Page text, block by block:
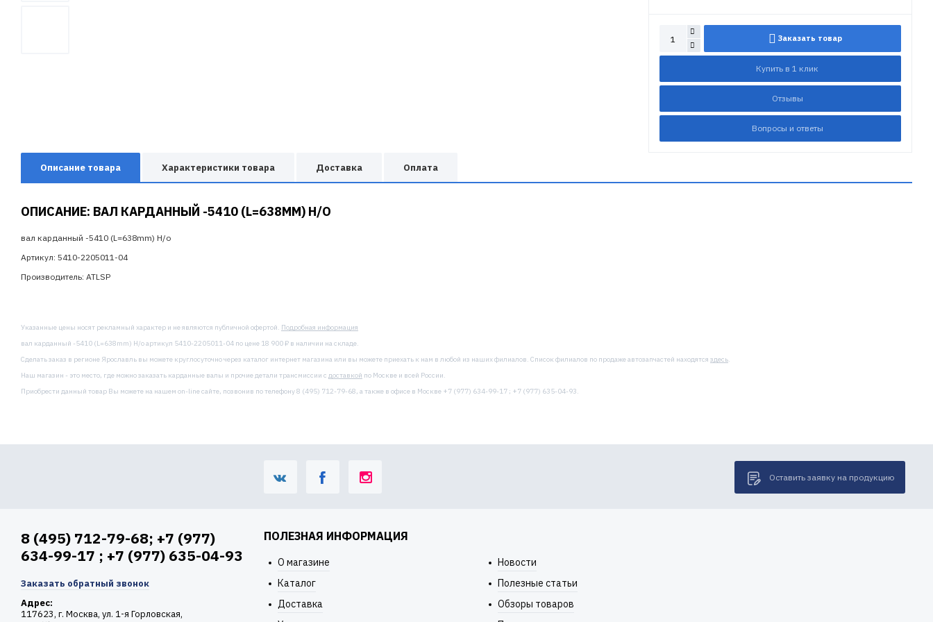
Заказать товар
Купить в 1 клик
Отзывы
Вопросы и ответы
Описание товара Характеристики товара Доставка Оплата
ОПИСАНИЕ: ВАЛ КАРДАННЫЙ -5410 (L=638MM) Н/О
вал карданный -5410 (L=638mm) Н/о
Артикул: 5410-2205011-04
Производитель: ATLSP
Указанные цены носят рекламный характер и не являются публичной офертой. Подробная информация
вал карданный -5410 (L=638mm) Н/о артикул 5410-2205011-04 по цене 18 900 ₽ в наличии на складе.
Сделать заказ в регионе Ярославль вы можете круглосуточно через каталог интернет магазина или вы можете приехать к нам в любой из наших филиалов. Список филиалов по продаже автозапчастей находятся здесь.
Наш магазин - это место, где можно заказать карданные валы и прочие детали трансмиссии с доставкой по Москве и всей России.
Приобрести данный товар Вы можете на нашем on-line сайте, позвонив по телефону 8 (495) 712-79-68, а также в офисе в Москве +7 (977) 634-99-17 ; +7 (977) 635-04-93.
Оставить заявку на продукцию
8 (495) 712-79-68; +7 (977)
634-99-17 ; +7 (977) 635-04-93
Заказать обратный звонок
Адрес:
117623, г. Москва, ул. 1-я Горловская,
ПОЛЕЗНАЯ ИНФОРМАЦИЯ
О магазине
Каталог
Доставка
Новости
Полезные статьи
Обзоры товаров